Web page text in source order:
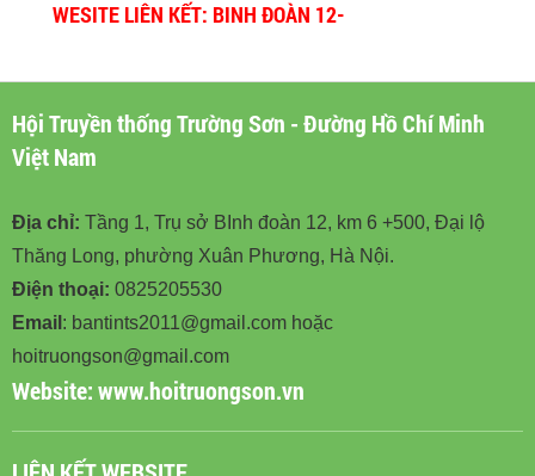
WESITE LIÊN KẾT: BINH ĐOÀN 12-
Hội Truyền thống Trường Sơn - Đường Hồ Chí Minh
Việt Nam
Địa chỉ: Tầng 1, Trụ sở BInh đoàn 12, km 6 +500, Đại lộ
Thăng Long, phường Xuân Phương, Hà Nội.
Điện thoại: 0825205530
Email : bantints2011@gmail.com hoặc
hoitruongson@gmail.com
Website:www.hoitruongson.vn